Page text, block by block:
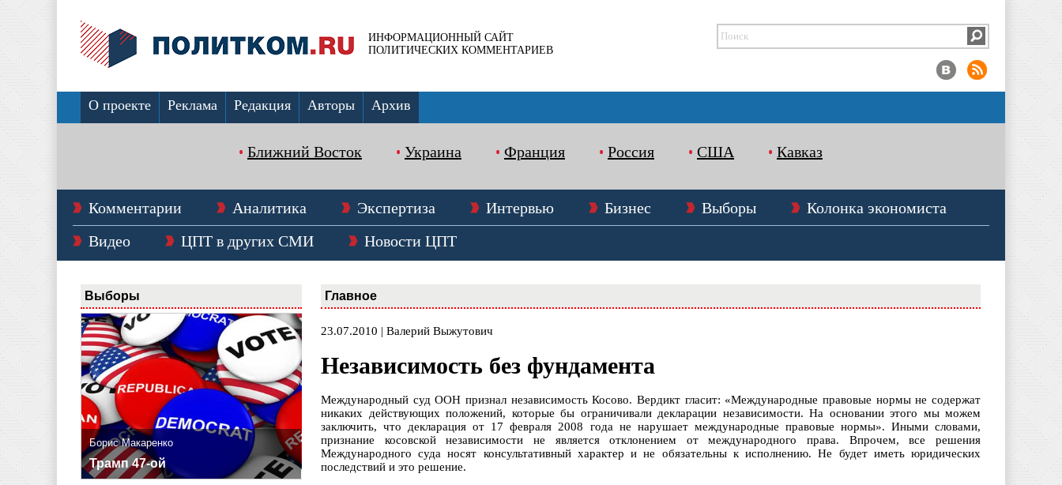
ИНФОРМАЦИОННЫЙ САЙТ
ПОЛИТИЧЕСКИХ КОММЕНТАРИЕВ
О проекте Реклама Редакция Авторы Архив
Ближний Восток Украина Франция Россия США Кавказ
Комментарии Аналитика Экспертиза Интервью Бизнес Выборы
Колонка экономиста
Видео
ЦПТ в других СМИ Новости ЦПТ
Выборы
Борис Макаренко
Трамп 47-ой
Главное
23.07.2010 | Валерий Выжутович
Независимость без фундамента
Международный суд ООН признал независимость Косово. Вердикт гласит: «Международные правовые нормы не содержат
никаких действующих положений, которые бы ограничивали декларации независимости. На основании этого мы можем
заключить, что декларация от 17 февраля 2008 года не нарушает международные правовые нормы». Иными словами,
признание косовской независимости не является отклонением от международного права. Впрочем, все решения
Международного суда носят консультативный характер и не обязательны к исполнению. Не будет иметь юридических
последствий и это решение.